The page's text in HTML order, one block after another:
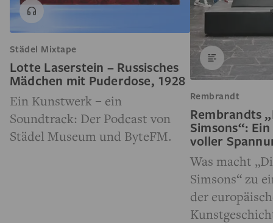
Städel Mixtape
Lotte Laserstein – Russisches
Mädchen mit Puderdose, 1928
Ein Kunstwerk – ein
Soundtrack: Der Podcast von
Städel Museum und ByteFM.
Rembrandt
Rembrandts
Simsons“:
voller
Was macht
Simsons“ zu
der